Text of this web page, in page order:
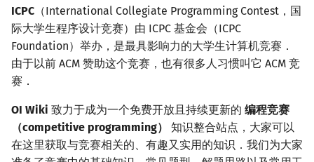
镜像站列表
致谢
Dev-C++
CLion
Xcode
Special Judge
Testlib
OJ 工具
文件操作
Lambda 表达式
pb_ds
Java 速成
Java 进阶
归并排序
堆排序
希尔排序
前缀和 & 差分
二分
构造
IDA*
回溯法
Alpha–Beta 剪枝
状压 DP
数位 DP
计数 DP
Boyer–Moore 算法
Z 函数（扩展 KMP）
后缀数组 (SA)
置换和排列
弧度制与坐标系
数论
裴蜀定理 & 一次不定方程
费马小定理 & 欧拉定理
线性同余方程
多项式多点求值|快速插值
多项式初等函数
多项式平移|连续点值平移
贝尔数
伯努利数
Eulerian Number
线性基
线性映射
对角化
块状数据结构
单调栈
ST 表
AVL 树
红黑树
AA 树
虚树
树分治
AHU 算法
拓扑排序
最短路问题
斯坦纳树
扫描线
旋转卡壳
平面最近点对
有限状态自动机
计算理论基础
约瑟夫问题
ICPC （International Collegiate Programming Contest，国
际大学生程序设计竞赛）由 ICPC 基金会（ICPC
Foundation）举办，是最具影响力的大学生计算机竞赛．
由于以前 ACM 赞助这个竞赛，也有很多人习惯叫它 ACM 竞
赛．
OI Wiki 致力于成为一个免费开放且持续更新的 编程竞赛
（competitive programming）
知识整合站点，大家可以
在这里获取与竞赛相关的、有趣又实用的知识．我们为大家